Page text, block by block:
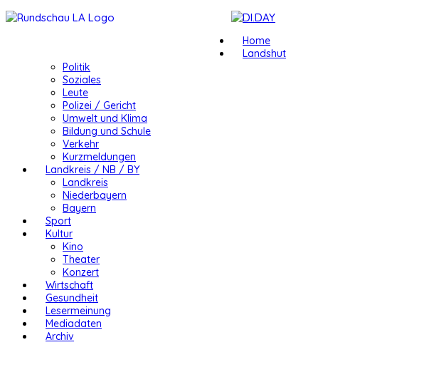
Home
Landshut
Politik
Soziales
Leute
Polizei / Gericht
Umwelt und Klima
Bildung und Schule
Verkehr
Kurzmeldungen
Landkreis / NB / BY
Landkreis
Niederbayern
Bayern
Sport
Kultur
Kino
Theater
Konzert
Wirtschaft
Gesundheit
Lesermeinung
Mediadaten
Archiv